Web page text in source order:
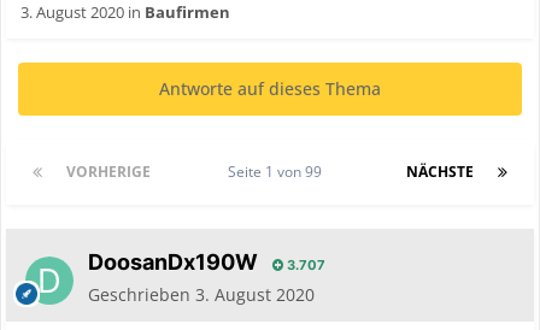
3. August 2020 in Baufirmen
Antworte auf dieses Thema
VORHERIGE NÄCHSTE
Seite 1 von 99
DoosanDx190W 3.707
Geschrieben 3. August 2020